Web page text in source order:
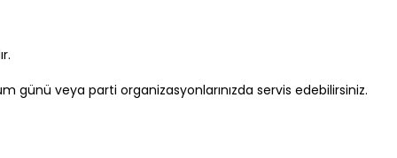
günü veya parti organizasyonlarınızda servis edebilirsiniz.